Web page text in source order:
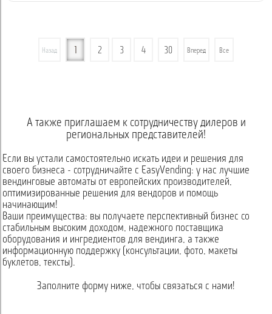
Назад 2 3 4 30 Вперед Все
А также приглашаем к сотрудничеству дилеров и
региональных представителей!
Если вы устали самостоятельно искать идеи и решения для
своего бизнеса - сотрудничайте с EasyVending: у нас лучшие
вендинговые автоматы от европейских производителей,
оптимизированные решения для вендоров и помощь
начинающим!
Ваши преимущества: вы получаете перспективный бизнес со
стабильным высоким доходом, надежного поставщика
оборудования и ингредиентов для вендинга, а также
информационную поддержку (консультации, фото, макеты
буклетов, тексты).
Заполните форму ниже, чтобы связаться с нами!